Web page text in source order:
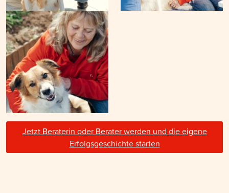
Jetzt Beraterin oder Berater werden und die eigene
Erfolgsgeschichte starten